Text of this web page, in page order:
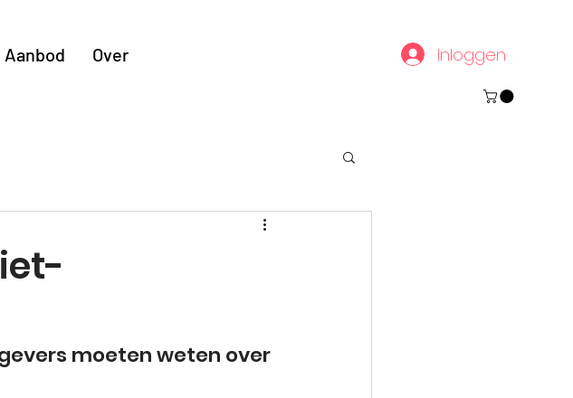
Aanbod Over Inloggen
moeten weten over